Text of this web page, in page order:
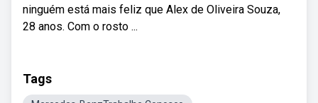
ninguém está mais feliz que Alex de Oliveira Souza,
28 anos. Com o rosto ...
Tags